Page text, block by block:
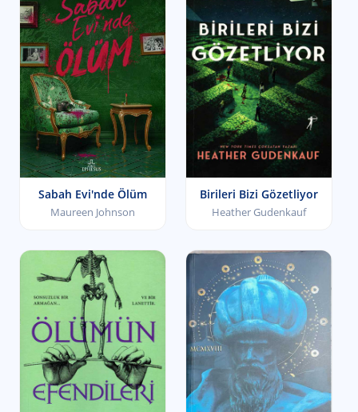
Sabah Evi'nde Ölüm
Maureen Johnson
Birileri Bizi Gözetliyor
Heather Gudenkauf